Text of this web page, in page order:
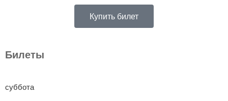
Купить билет
Билеты
суббота